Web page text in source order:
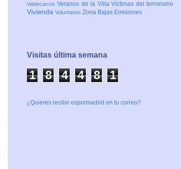
ValdecarrosVeranos de la VillaVíctimas del terrorismo
Vivienda Voluntarios Zona Bajas Emisiones
Visitas última semana
1 8 4 4 8 1
¿Quieres recibir espormadrid en tu correo?